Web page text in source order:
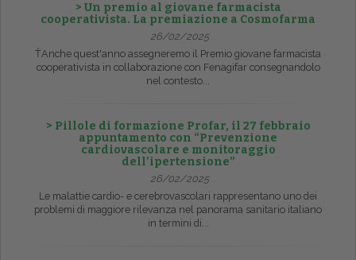
> Un premio al giovane farmacista
cooperativista. La premiazione a Cosmofarma
26/02/2025
ŤAnche quest'anno assegneremo il Premio giovane farmacista
cooperativista in collaborazione con Fenagifar consegnandolo
nel contesto...
> Pillole di formazione Profar, il 27 febbraio
appuntamento con “Prevenzione
cardiovascolare e monitoraggio
dell’ipertensione”
26/02/2025
Le malattie cardio- e cerebrovascolari rappresentano uno dei
problemi di maggiore rilevanza nel panorama sanitario italiano
in termini di...